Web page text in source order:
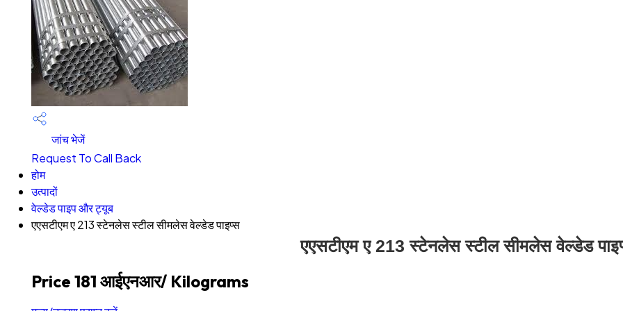
जांच भेजें
Request To Call Back
होम
उत्पादों
वेल्डेड पाइप और ट्यूब
एएसटीएम ए 213 स्टेनलेस स्टील सीमलेस वेल्डेड पाइप्स
एएसटीएम ए 213 स्टेनलेस स्टील सीमलेस वेल्डेड
Price 181 आईएनआर/ Kilograms